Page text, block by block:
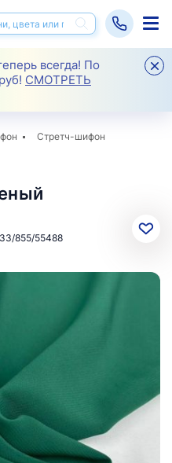
всегда! По
СМОТРЕТЬ
Стретч-шифон
855/55488